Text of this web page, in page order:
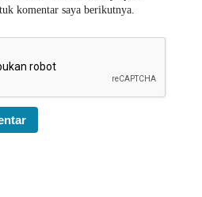
komentar saya berikutnya.